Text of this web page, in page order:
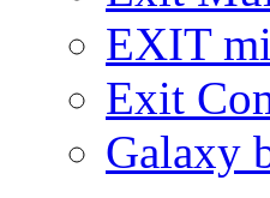
EXIT
Exit
Galaxy